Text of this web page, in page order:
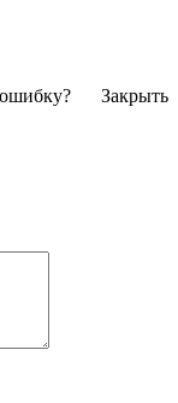
Закрыть